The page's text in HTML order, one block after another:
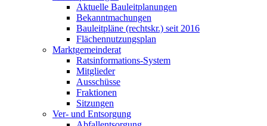
Aktuelle Bauleitplanungen
Bekanntmachungen
Bauleitpläne (rechtskr.) seit 2016
Flächennutzungsplan
Marktgemeinderat
Ratsinformations-System
Mitglieder
Ausschüsse
Fraktionen
Sitzungen
Ver- und Entsorgung